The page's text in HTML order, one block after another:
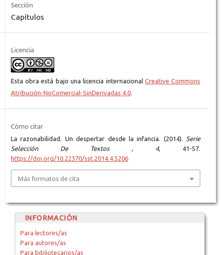
Sección
Capítulos
Licencia
Esta obra está bajo una licencia internacional Creative Commons
Atribución-NoComercial-SinDerivadas 4.0.
Cómo citar
La razonabilidad. Un despertar desde la infancia. (2014). Serie
Selección De Textos, 4, 41-57.
https://doi.org/10.22370/sst.2014.4.5206
Más formatos de cita
INFORMACIÓN
Para lectores/as
Para autores/as
Para bibliotecarios/as